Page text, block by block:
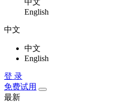
中文
English
中文
中文
English
登 录
免费试用
最新